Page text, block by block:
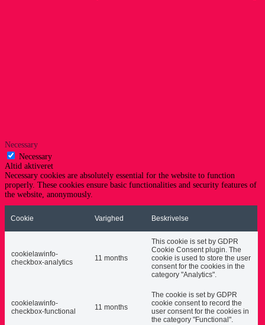
Necessary
Necessary
Altid aktiveret
Necessary cookies are absolutely essential for the website to function
properly. These cookies ensure basic functionalities and security features of
the website, anonymously.
Cookie Varighed Beskrivelse
cookielawinfo-
checkbox-analytics
11 months
This cookie is set by GDPR
Cookie Consent plugin. The
cookie is used to store the user
consent for the cookies in the
category "Analytics".
cookielawinfo-
checkbox-functional
11 months
The cookie is set by GDPR
cookie consent to record the
user consent for the cookies in
the category "Functional".